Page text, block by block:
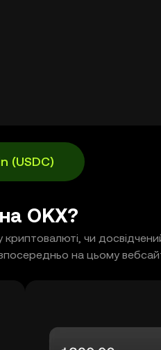
(USDC)
OKX?
криптовалюті, чи
на цьому